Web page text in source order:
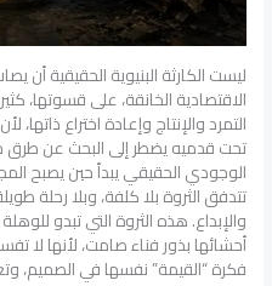
ليست الكارثة البنيوية الحقيقية أن
الاقتصادية الخانقة، على قسوتها،
التمرد والإنتاج وإعادة اختراع
تحت قدميه يضطر إلى البحث عن طرق
الوجودي الحقيقي يبدأ حين يصبح
تتدفق الثروة بلا كلفة، وبلا رحلة
والإبداع. هذه الثروة التي تبدو
أحشائها بذور فناء صامت، لأنها لا
فكرة “القيمة” نفسها في الصميم،